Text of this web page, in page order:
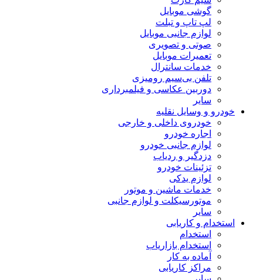
گوشی موبایل
لپ تاپ و تبلت
لوازم جانبی موبایل
صوتی و تصویری
تعمیرات موبایل
خدمات سانترال
تلفن بی‌سیم رومیزی
دوربین عکاسی و فیلمبرداری
سایر
خودرو و وسایل نقلیه
خودروی داخلی و خارجی
اجاره خودرو
لوازم جانبی خودرو
دزدگیر و ردیاب
تزئینات خودرو
لوازم یدکی
خدمات ماشین و موتور
موتورسیکلت و لوازم جانبی
سایر
استخدام و کاریابی
استخدام
استخدام بازاریاب
آماده به کار
مراکز کاریابی